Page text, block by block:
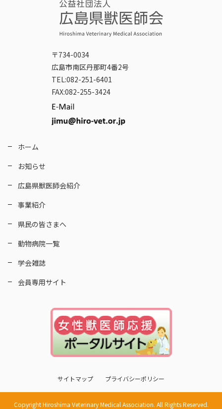
〒734-0034
広島市南区丹那町4番2号
TEL:082-251-6401
FAX:082-255-3424
ホーム
お知らせ
広島県獣医師会紹介
事業紹介
県民の皆さまへ
動物病院一覧
学会雑誌
会員専用サイト
サイトマップ プライバシーポリシー
Copyright Hiroshima Veterinary Medical Association. All Rights Reserved.